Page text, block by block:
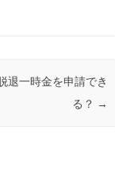
退一時金を申請でき
る？ →